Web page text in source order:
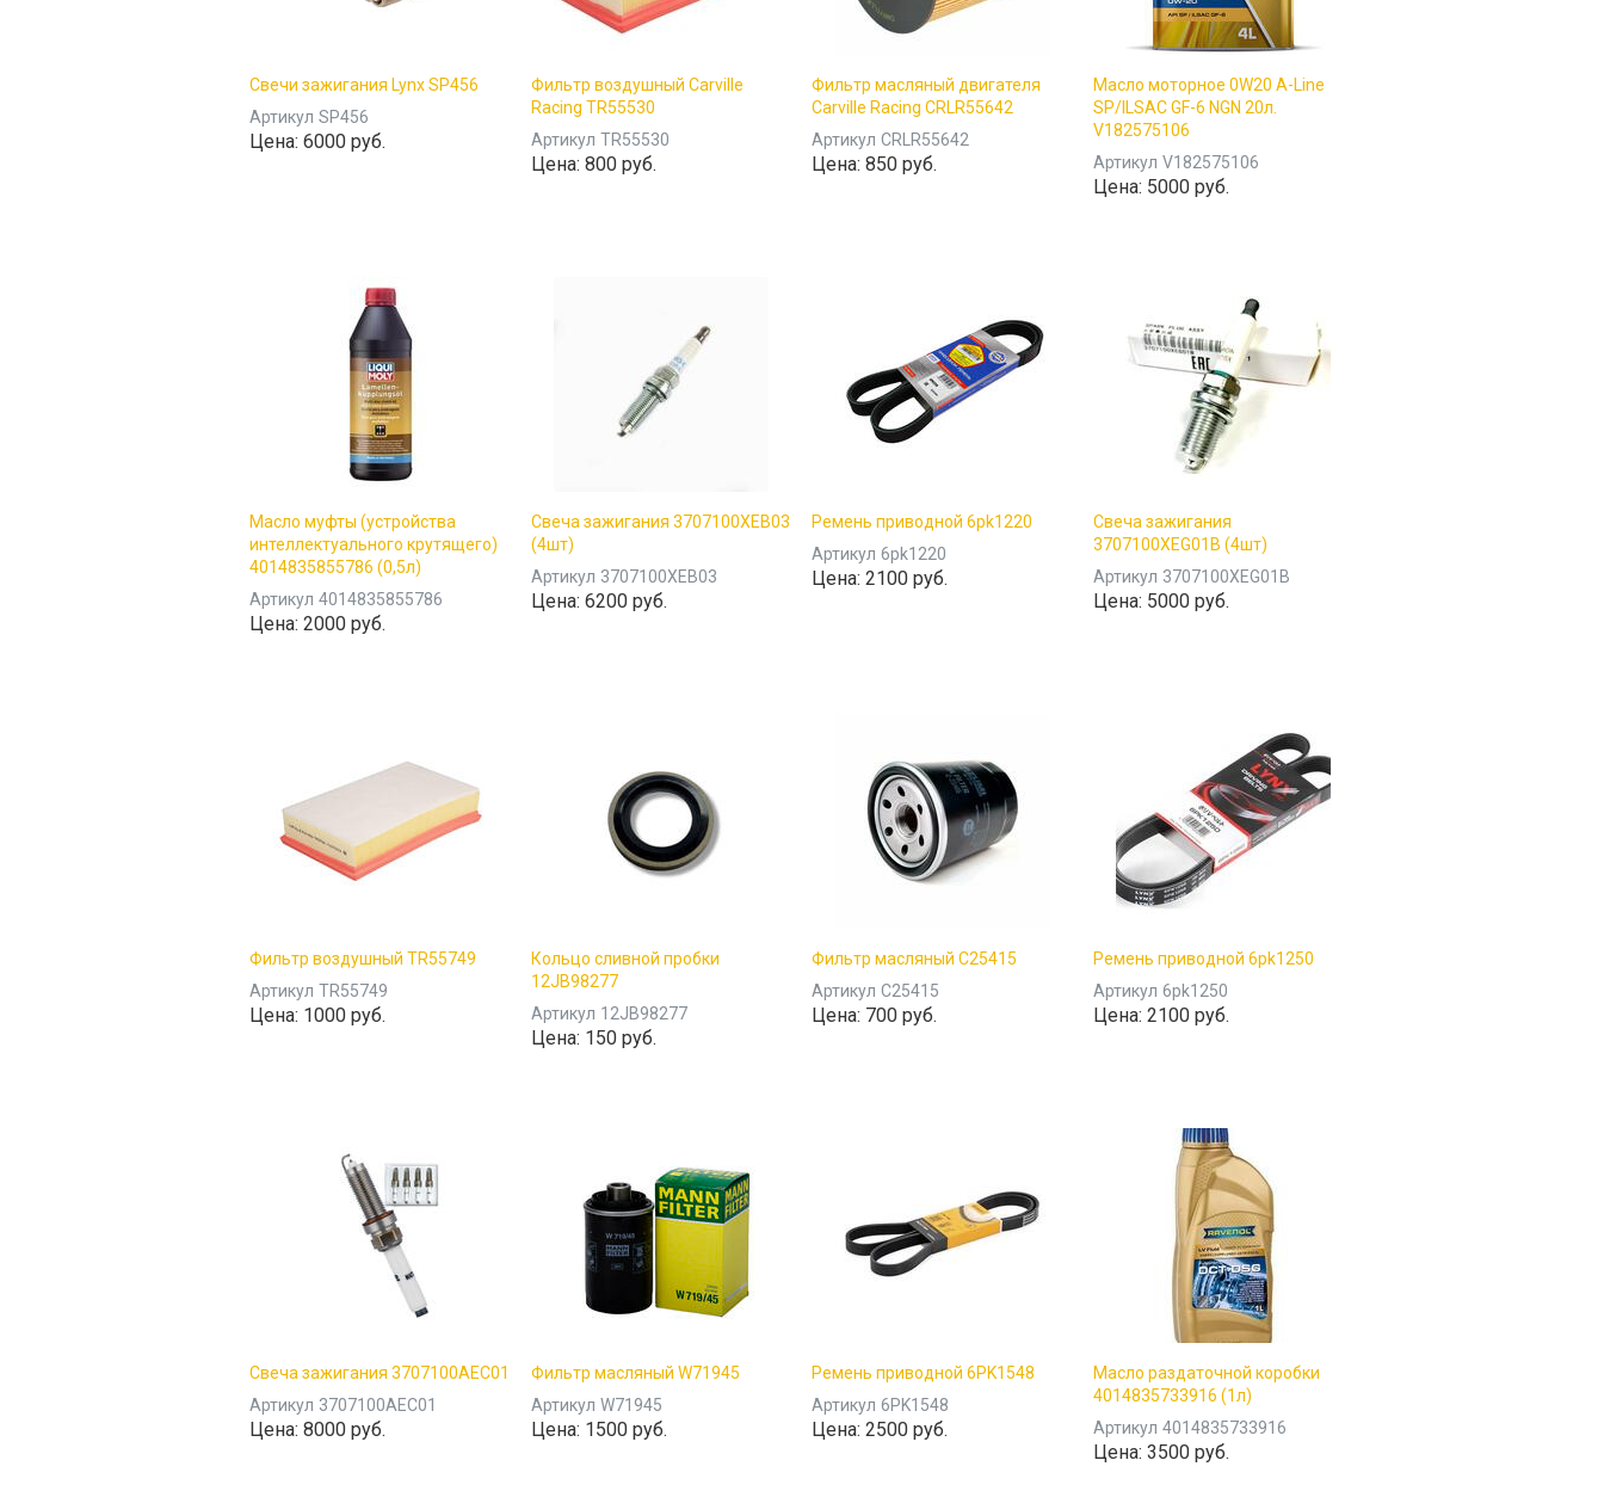
Свечи зажигания Lynx SP456
Артикул SP456
Цена: 6000 руб.
Фильтр воздушный Carville
Racing TR55530
Артикул TR55530
Цена: 800 руб.
Фильтр масляный двигателя
Carville Racing CRLR55642
Артикул CRLR55642
Цена: 850 руб.
Масло моторное 0W20 A-Line
SP/ILSAC GF-6 NGN 20л.
V182575106
Артикул V182575106
Цена: 5000 руб.
Масло муфты (устройства
интеллектуального крутящего)
4014835855786 (0,5л)
Артикул 4014835855786
Цена: 2000 руб.
Свеча зажигания 3707100XEB03
(4шт)
Артикул 3707100XEB03
Цена: 6200 руб.
Ремень приводной 6pk1220
Артикул 6pk1220
Цена: 2100 руб.
Свеча зажигания
3707100XEG01B (4шт)
Артикул 3707100XEG01B
Цена: 5000 руб.
Фильтр воздушный TR55749
Артикул TR55749
Цена: 1000 руб.
Кольцо сливной пробки
12JB98277
Артикул 12JB98277
Цена: 150 руб.
Фильтр масляный C25415
Артикул C25415
Цена: 700 руб.
Ремень приводной 6pk1250
Артикул 6pk1250
Цена: 2100 руб.
Свеча зажигания 3707100AEC01
Артикул 3707100AEC01
Цена: 8000 руб.
Фильтр масляный W71945
Артикул W71945
Цена: 1500 руб.
Ремень приводной 6PK1548
Артикул 6PK1548
Цена: 2500 руб.
Масло раздаточной коробки
4014835733916 (1л)
Артикул 4014835733916
Цена: 3500 руб.